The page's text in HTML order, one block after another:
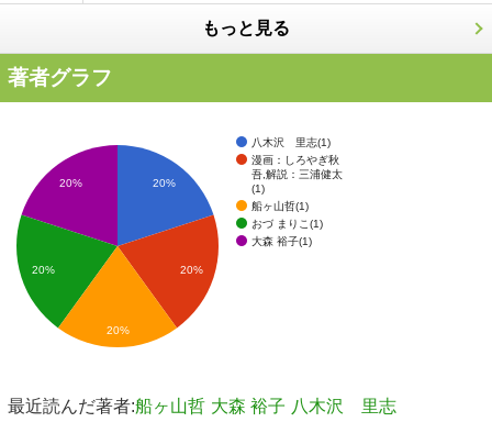
もっと見る
著者グラフ
八木沢 里志(1)
漫画：しろやぎ秋
吾,解説：三浦健太
(1)
船ヶ山哲(1)
おづ まりこ(1)
大森 裕子(1)
20%
20%
20%
20%
20%
最近読んだ著者:船ヶ山哲 大森 裕子 八木沢 里志